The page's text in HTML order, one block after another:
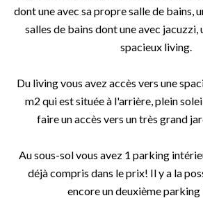
dont une avec sa propre salle de bains,
salles de bains dont une avec jacuzzi,
spacieux living.
Du living vous avez accès vers une
m2 qui est située à l'arrière, plein
faire un accès vers un très grand
Au sous-sol vous avez 1 parking
déjà compris dans le prix! Il y a la
encore un deuxième